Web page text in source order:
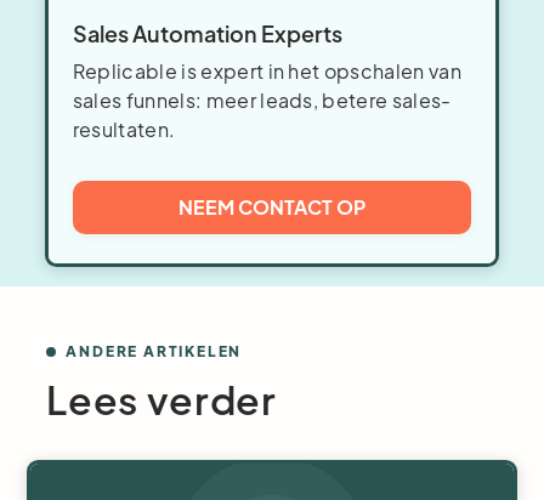
Sales Automation Experts
Replicable is expert in het opschalen van
sales funnels: meer leads, betere sales-
resultaten.
NEEM CONTACT OP
ANDERE ARTIKELEN
Lees verder